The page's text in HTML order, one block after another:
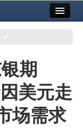
期
美元走
场需求